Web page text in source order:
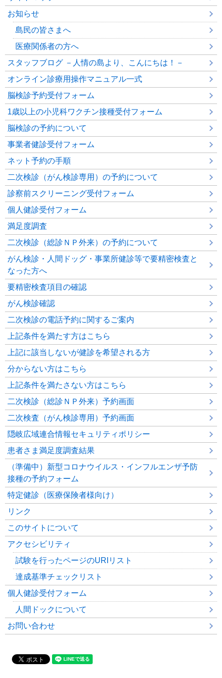
お知らせ
島民の皆さまへ
医療関係者の方へ
スタッフブログ －人情の島より、こんにちは！－
オンライン診療用操作マニュアル一式
脳検診予約受付フォーム
1歳以上の小児科ワクチン接種受付フォーム
脳検診の予約について
事業者健診受付フォーム
ネット予約の手順
二次検診（がん検診専用）の予約について
診察前スクリーニング受付フォーム
個人健診受付フォーム
満足度調査
二次検診（総診ＮＰ外来）の予約について
がん検診・人間ドッグ・事業所健診等で要精密検査と
なった方へ
要精密検査項目の確認
がん検診確認
二次検診の電話予約に関するご案内
上記条件を満たす方はこちら
上記に該当しないが健診を希望される方
分からない方はこちら
上記条件を満たさない方はこちら
二次検診（総診ＮＰ外来）予約画面
二次検査（がん検診専用）予約画面
隠岐広域連合情報セキュリティポリシー
患者さま満足度調査結果
（準備中）新型コロナウイルス・インフルエンザ予防
接種の予約フォーム
特定健診（医療保険者様向け）
リンク
このサイトについて
アクセシビリティ
試験を行ったページのURIリスト
達成基準チェックリスト
個人健診受付フォーム
人間ドックについて
お問い合わせ